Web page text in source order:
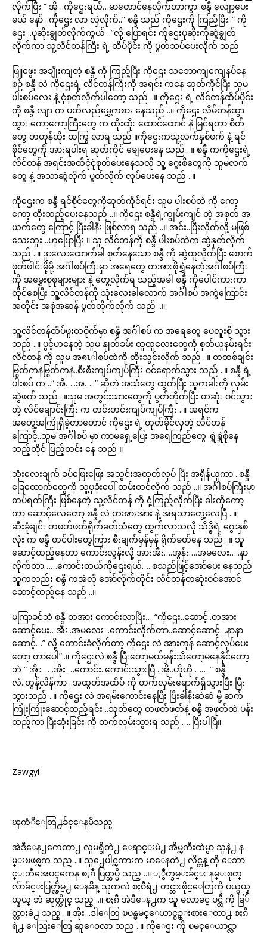
လိုက်ပြီး “ အို ..ကိုဌေးရယ်…မာတောင်နေလိုက်တာကွာ..စန္ဒီ လျော့ပေး
မယ် နော် ..ကိုဌေး လာ လှဲလိုက်..” စန္ဒီ သည် ကိုဌေးကို ကြည့်ပြီး..“ ကို
ဌေး ..ပုဆိုးချွတ်လိုက်ကွယ် ..”လို့ ပြောရင်း ကိုဌေးပုဆိုးကိုဆွဲချွတ်
လိုက်ကာ သူ့လိင်တန်ကြီး ရဲ့ ထိပ်ပိုင်း ကို ပွတ်သပ်ပေးလိုက် သည်
ဖြူဖွေး အချိုးကျတဲ့ စန္ဒီ ကို ကြည့်ပြီး ကိုဌေး သဘောကျကျေနပ်နေ
စဉ် စန္ဒီ လဲ ကိုဌေးရဲ့ လိင်တန်ကြီးကို အရင်း ကနေ ဆုတ်ကိုင်ပြီး သူမ
ပါးစပ်လေး နဲ့ ငုံစုတ်လိုက်ပါတော့ သည် ..။ ကိုဌေး ရဲ့ လိင်တန်ထိပ်ပိုင်း
ကို စန္ဒီ လျာ က ပတ်လည်မွှေ့ကစား နေသည် ..။ ကိုဌေး လိမ်တန်ထွာ
ထွား ကော့ကော့ကြီးတွေ က ထိုးထိုး ထောင်ထောင် နဲ့ မြင်ရတာ စိတ်
တွေ တဟုန်ထိုး ထကြွ လာရ သည် ။ကိုဌေးကသူ့လက်နှစ်ဖက် နဲ့ ရင်
စိုင်တွေကို အားရပါးရ ဆုတ်ကိုင် ချေပေးနေ သည် ..။ စန္ဒီ ကကိုဌေးရဲ့
လိင်တန် အရင်းအထိငုံငုံစုတ်ပေးနေသလို သူ့ ဂွေးစိတွေကို သူမလက်
တွေ နဲ့ အသာဆွဲလိုက် ပွတ်လိုက် လုပ်ပေးနေ သည် ..။
ကိုဌေးက စန္ဒီ ရင်စိုင်တွေကိုဆုတ်ကိုင်ရင်း သူမ ပါးစပ်ထဲ ကို ကော့
ကော့ ထိုးထည့်ပေးနေသည် ..။ ကိုဌေး စန္ဒီရဲ့ကျွမ်းကျင် တဲ့ အစုတ် အ
ယက်တွေ ကြောင့် ပြီးခါနီး ဖြစ်လာရ သည် ..။ အင်း..ပြီးလိုက်လို့ မဖြစ်
သေးဘူး ..ဟုပြောပြီး ။ သူ လိင်တန်ကို စန္ဒီ ပါးစပ်ထဲက ဆွဲနုတ်လိုက်
သည် ..။ ဒူးလေးထောက်ခါ စုတ်နေသော စန္ဒီ ကို ဆွဲထူလိုက်ပြီး စောက်
ဖုတ်ဖါင်းမို့မို့ အင်္ဂါစပ်ကြီးမှာ အရေတွေ တအားစိုရွှဲနေတဲ့အင်္ဂါစပ်ကြီး
ကို အမွှေးစုစုများများ နဲ့ တွေ့လိုက်ရ သည့်အခါ စန္ဒီ ကိုပေါင်ကားကာ
ထိုင်စေပြီး သူ့လိင်တန်ကို သုံးလေးခါလောက် အင်္ဂါစပ် အကွဲကြောင်း
အတိုင်း အစုံအဆန် ပွတ်တိုက်လိုက် သည် ..။
သူ့လိင်တန်ထိပ်ဖူးတဝိုက်မှာ စန္ဒီ အင်္ဂါစပ် က အရေတွေ ပေလူးစို သွား
သည် ..။ ပွင့်ဟနေတဲ့ သူမ နှုတ်ခမ်း ထူထူလေးတွေကို စုတ်ယူနမ်းရင်း
လိင်တန် ကို သူမ အ၈ၤါစပ်ထဲကို ထိုးသွင်းလိုက် သည် ..။ တထစ်ချင်း
ဗြွတ်ကနဲဗြွတ်ကနဲ..စီးစီးကျပ်ကျပ်ကြီး ဝင်ရောက်သွား သည် ..။ စန္ဒီ ရဲ့
ပါးစပ် က ..“ အိ…..အ…..” ဆိုတဲ့ အသံတွေ ထွက်ပြီး သူကခါးကို လှမ်း
ဆွဲဖက် သည် ..။သူမ အတွင်းသားတွေကို ပွတ်တိုက်ပြီး တဆုံး ဝင်သွား
တဲ့ လိင်ချောင်းကြီး က တင်းတင်းကျပ်ကျပ်ကြီး ..။ အရင်က
အတွေ့အကြုံရှိခဲ့တာတောင် ကိုဌေး ရဲ့ တုတ်ခိုင်လှတဲ့ လိင်တန်
ကြောင့်..သူမ အင်္ဂါစပ် မှာ ကာမရှေ့ပြေး အရေကြည်တွေ ရွှဲရွှဲစိုနေ
သည့်တိုင် ပြည့်တင်း နေ သည် ။
သုံးလေးချက် ခပ်ဖြေးဖြေး အသွင်းအထုတ်လုပ် ပြီး အရှီန်ယူကာ ..စန္ဒီ
ခြေထောက်တွေကို သူ့ပုခုံးပေါ် ထမ်းတင်လိုက် သည် ..။ အင်္ဂါစပ်ကြီးမှာ
တပ်ရက်ကြီး ဖြစ်နေတဲ့ သူ့လိင်တန် ကို ငုံ့ကြည့်လိုက်ပြီး ခါးကိုကော့
ကာ ဆောင့်လေတော့ စန္ဒီ လဲ တအားအား နဲ့ အရသာတွေ့လေပြီ ..။
ဆီးခုံချင်း တဖတ်ဖတ်ရိုက်ခတ်သံတွေ ထွက်လာသလို သိဒ္ဓိရဲ့ ဂွေးနှစ်
လုံး က စန္ဒီ တင်ပါးတွေကြား စီးချက်မှန်မှန် ရိုက်ခတ်နေ သည် ..။ သူ
ဆောင့်ထည့်နေတာ ကောင်းလွန်းလို့ အားအီး….အွန်း….အမလေး…..နာ
လိုက်တာ……ကောင်းတယ်ကိုဌေးရယ်…..စသည်ဖြင့်အော်ပေး နေသည်
သူကလည်း စန္ဒီ ကအဲလို အော်လိုက်တိုင်း လိင်တန်တဆုံးဝင်အောင်
ဆောင့်ထည့်နေ သည် ..။
မကြာခင်ဘဲ စန္ဒီ တအား ကောင်းလာပြီး… “ကိုဌေး..ဆောင့်..တအား
ဆောင့်ပေး…အီး..အမလေး ..ကောင်းလိုက်တာ..ဆောင့်ဆောင့်…နာနာ
ဆောင့်…” လို့ တောင်းခံလိုက်တာ့ ကိုဌေး လဲ အားကုန် ဆောင့်လုပ်ပေး
တော့ တာပေါ့”..။ ကိုဌေးလဲ စန္ဒီ ပြီးတော့မယ်မှန်းသိတော့မနေနိုင်တော့
ဘဲ “ အိုး. ….အိုး …ကောင်း..ကောင်းသွားပြီ ..အို..ဟိုဟို …….” စန္ဒီ
လဲ..တွန့်လိန်ကာ ..အထွတ်အထိပ် ကို တက်လှမ်းရောက်ရှိသွားပြီး ပြီး
သွားသည် ..။ ကိုဌေး လဲ အရမ်းကောင်းနေပြီး ပြီးခါနီးဆဲဆဲ မို့ ဆက်
ကြုံးကြုံးဆောင့်ထည့်ရင်း ..သုတ်တွေ တဖတ်ဖတ်နဲ့ စန္ဒီ အဖုတ်ထဲ ပန်း
ထည့်ကာ ပြီးဆုံးခြင်း ကို တက်လှမ်းသွားရ သည် …..ပြီးပါပြီ။
Zawgyi
ၾကံဳေတြ႕ခ်င္ေနမိသည္
အဲဒီေန႕ကေတာ႕ လူမရွိတဲ႕ ေရာင္းမဲ႕ အိမ္ၾကီးထဲမွာ သူနဲ႕ န
မ္းၿဖစ္ၾက သည္ ..။ သူ႕ေပါင္ၾကားက မာေနတဲ႕ လိင္တန္ ကို ေဘာ
င္းဘီအေပၚကေန စႏၵီ ပြတ္သပ္မိ သည္ ..။ ႏွဳတ္ခမ္းခ်င္း နမ္းစုတ္
လ်ာခ်င္းပြတ္လွိမ္႕ ေနခ်ိန္ သူကလဲ စႏၵီရဲ႕ တင္သားစိုင္ေတြကို ပယ္ပယ္န
ယ္နယ္ ဘဲ ဆုတ္ကိုင္ သည္ ..။ စႏၵီ အဲဒီေန႕က သူ မလာခင္ ပင္တီ ကို ခြ်
တ္ထားခဲ႕ သည္ ..။ အိုး ..ဒါေတြ ၿပန္ၿမင္ေယာင္စဥ္းစားေတာ႕ စႏၵီ
ရဲ႕ ေသြးေတြ ဆူေ၀လာ သည္ ..။ ကိုေဌး ကို ၿမင္ေယာင္လာ